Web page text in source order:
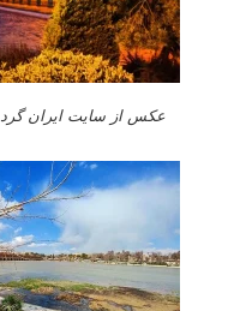
عکس از سایت ایران گرد